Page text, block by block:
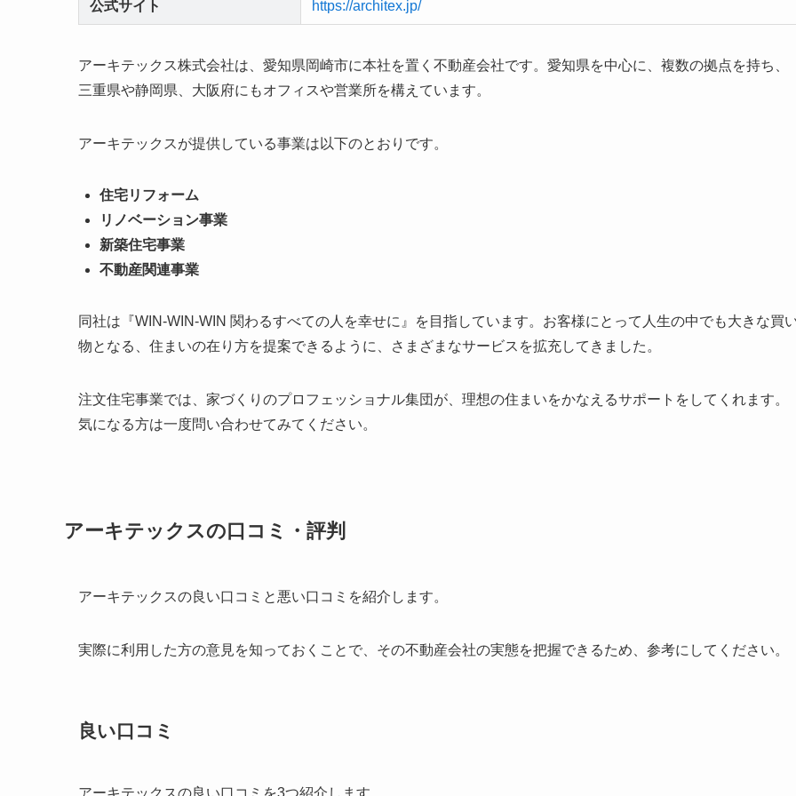
公式サイト https://architex.jp/
アーキテックス株式会社は、愛知県岡崎市に本社を置く不動産会社です。愛知県を中心に、複数の拠点を持ち、
三重県や静岡県、大阪府にもオフィスや営業所を構えています。
アーキテックスが提供している事業は以下のとおりです。
住宅リフォーム
リノベーション事業
新築住宅事業
不動産関連事業
同社は『WIN-WIN-WIN 関わるすべての人を幸せに』を目指しています。お客様にとって人生の中でも大きな買
物となる、住まいの在り方を提案できるように、さまざまなサービスを拡充してきました。
注文住宅事業では、家づくりのプロフェッショナル集団が、理想の住まいをかなえるサポートをしてくれます。
気になる方は一度問い合わせてみてください。
アーキテックスの口コミ・評判
アーキテックスの良い口コミと悪い口コミを紹介します。
実際に利用した方の意見を知っておくことで、その不動産会社の実態を把握できるため、参考にしてください。
良い口コミ
アーキテックスの良い口コミを3つ紹介します。